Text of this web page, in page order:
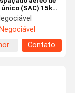
(SAC) 15kV
de média
rede de
primária
Negociável
Contato